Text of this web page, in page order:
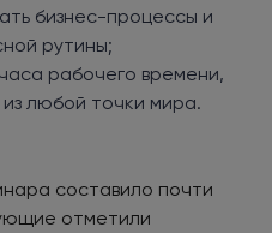
бизнес-процессы и
рутины;
рабочего времени,
любой точки мира.
составило почти
отметили